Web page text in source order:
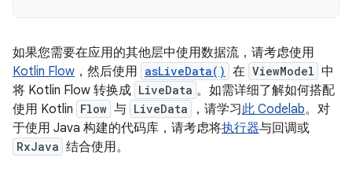
如果您需要在应用的其他层中使用数据流，请考虑使用
Kotlin Flow ，然后使用 asLiveData() 在 ViewModel 中
将 Kotlin Flow 转换成 LiveData 。如需详细了解如何搭配
使用 Kotlin Flow 与 LiveData ，请学习此 Codelab。对
于使用 Java 构建的代码库，请考虑将执行器与回调或
RxJava 结合使用。